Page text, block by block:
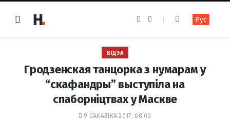
e
k
t
a
m
Рус
ВІДЭА
Гродзенская танцорка з нумарам у
“скафандры” выступіла на
спаборніцтвах у Маскве
9 САКАВІКА 2017, 08:00